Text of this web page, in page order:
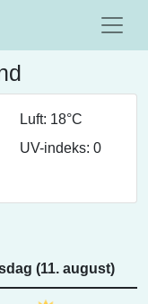
Luft: 18°C
UV-indeks: 0
(11. august)